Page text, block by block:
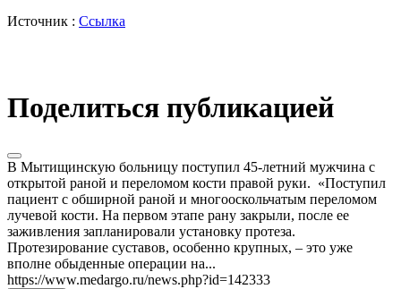
Источник : Ссылка
Поделиться публикацией
В Мытищинскую больницу поступил 45-летний мужчина с
открытой раной и переломом кости правой руки. «Поступил
пациент с обширной раной и многооскольчатым переломом
лучевой кости. На первом этапе рану закрыли, после ее
заживления запланировали установку протеза.
Протезирование суставов, особенно крупных, – это уже
вполне обыденные операции на...
https://www.medargo.ru/news.php?id=142333